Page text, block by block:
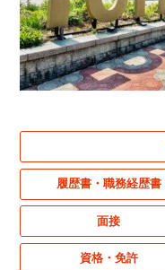
履歴書・職務経歴書
面接
資格・免許